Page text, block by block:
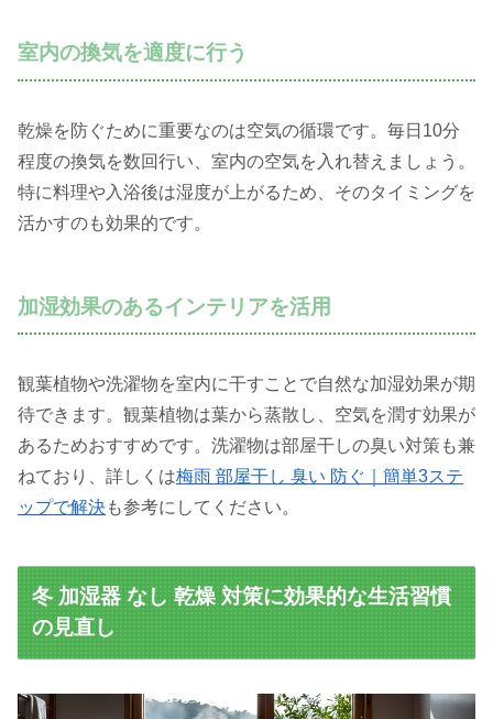
室内の換気を適度に行う
乾燥を防ぐために重要なのは空気の循環です。毎日10分
程度の換気を数回行い、室内の空気を入れ替えましょう。
特に料理や入浴後は湿度が上がるため、そのタイミングを
活かすのも効果的です。
加湿効果のあるインテリアを活用
観葉植物や洗濯物を室内に干すことで自然な加湿効果が期
待できます。観葉植物は葉から蒸散し、空気を潤す効果が
あるためおすすめです。洗濯物は部屋干しの臭い対策も兼
ねており、詳しくは梅雨 部屋干し 臭い 防ぐ｜簡単3ステ
ップで解決も参考にしてください。
冬 加湿器 なし 乾燥 対策に効果的な生活習慣
の見直し